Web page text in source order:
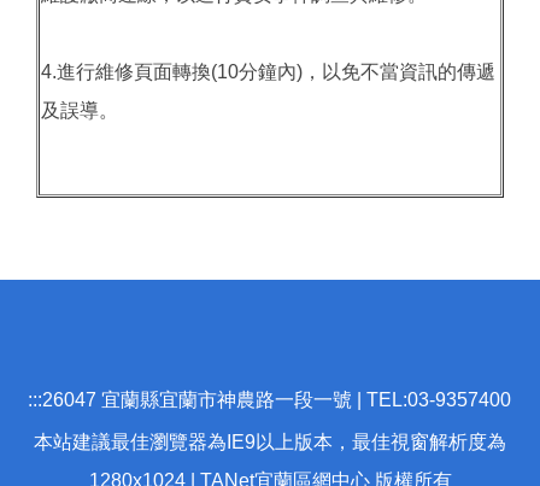
4.進行維修頁面轉換(10分鐘內)，以免不當資訊的傳遞
及誤導。
:::26047 宜蘭縣宜蘭市神農路一段一號 | TEL:03-9357400
本站建議最佳瀏覽器為IE9以上版本，最佳視窗解析度為
1280x1024 | TANet宜蘭區網中心 版權所有